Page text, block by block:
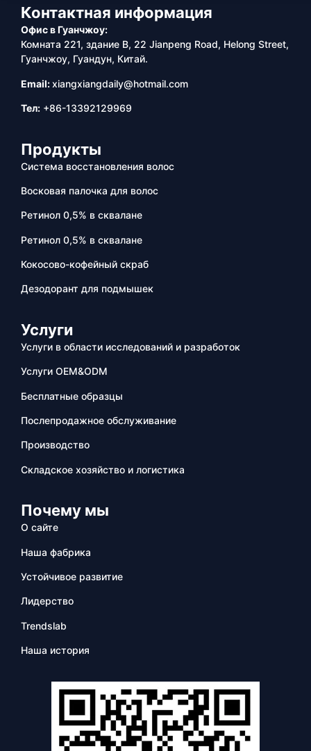
Контактная информация
Офис в Гуанчжоу:
Комната 221, здание B, 22 Jianpeng Road, Helong Street,
Гуанчжоу, Гуандун, Китай.
Email:xiangxiangdaily@hotmail.com
Тел: +86-13392129969
Продукты
Система восстановления волос
Восковая палочка для волос
Ретинол 0,5% в сквалане
Ретинол 0,5% в сквалане
Кокосово-кофейный скраб
Дезодорант для подмышек
Услуги
Услуги в области исследований и разработок
Услуги OEM&ODM
Бесплатные образцы
Послепродажное обслуживание
Производство
Складское хозяйство и логистика
Почему мы
О сайте
Наша фабрика
Устойчивое развитие
Лидерство
Trendslab
Наша история